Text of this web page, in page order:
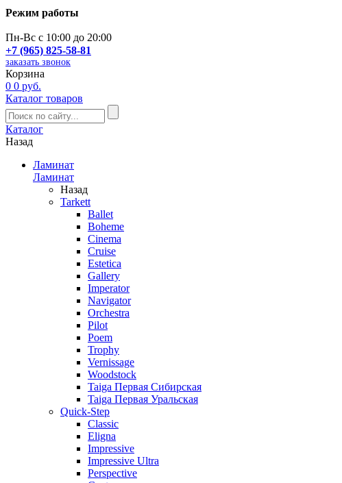
Режим работы
Пн-Вс с 10:00 до 20:00
+7 (965) 825-58-81
заказать звонок
Корзина
0 0 руб.
Каталог товаров
Каталог
Назад
Ламинат
Ламинат
Назад
Tarkett
Ballet
Boheme
Cinema
Cruise
Estetica
Gallery
Imperator
Navigator
Orchestra
Pilot
Poem
Trophy
Vernissage
Woodstock
Taiga Первая Сибирская
Taiga Первая Уральская
Quick-Step
Classic
Eligna
Impressive
Impressive Ultra
Perspective